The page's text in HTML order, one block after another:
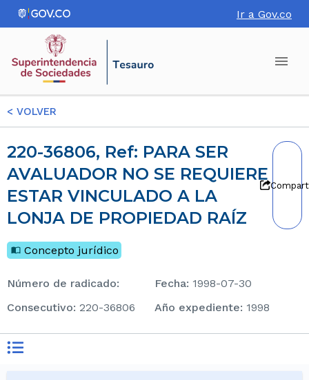
Ir a Gov.co
< VOLVER
220-36806, Ref: PARA SER
AVALUADOR NO SE REQUIERE
ESTAR VINCULADO A LA
LONJA DE PROPIEDAD RAÍZ
Concepto jurídico
Número de radicado: Fecha: 1998-07-30
consecutivo: 220-36806 Año expediente: 1998